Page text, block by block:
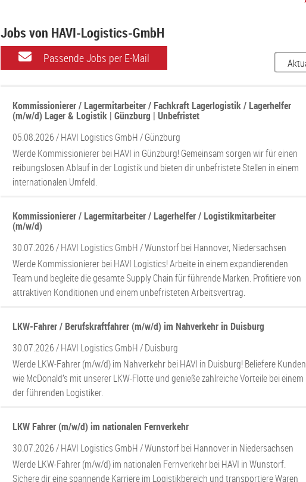
Jobs von HAVI-Logistics-GmbH
Passende Jobs per E-Mail
Kommissionierer / Lagermitarbeiter / Fachkraft Lagerlogistik / Lagerhelfer
(m/w/d) Lager & Logistik | Günzburg | Unbefristet
05.08.2026 /HAVI Logistics GmbH/ Günzburg
Werde Kommissionierer bei HAVI in Günzburg! Gemeinsam sorgen wir für einen
reibungslosen Ablauf in der Logistik und bieten dir unbefristete Stellen in einem
internationalen Umfeld.
Kommissionierer / Lagermitarbeiter / Lagerhelfer / Logistikmitarbeiter
(m/w/d)
30.07.2026 /HAVI Logistics GmbH/ Wunstorf bei Hannover, Niedersachsen
Werde Kommissionierer bei HAVI Logistics! Arbeite in einem expandierenden
Team und begleite die gesamte Supply Chain für führende Marken. Profitiere von
attraktiven Konditionen und einem unbefristeten Arbeitsvertrag.
LKW-Fahrer / Berufskraftfahrer (m/w/d) im Nahverkehr in Duisburg
30.07.2026 /HAVI Logistics GmbH/ Duisburg
Werde LKW-Fahrer (m/w/d) im Nahverkehr bei HAVI in Duisburg! Beliefere Kunden
wie McDonald’s mit unserer LKW-Flotte und genieße zahlreiche Vorteile bei einem
der führenden Logistiker.
LKW Fahrer (m/w/d) im nationalen Fernverkehr
30.07.2026 /HAVI Logistics GmbH/ Wunstorf bei Hannover in Niedersachsen
Werde LKW-Fahrer (m/w/d) im nationalen Fernverkehr bei HAVI in Wunstorf.
Sichere dir eine spannende Karriere im Logistikbereich und transportiere Waren